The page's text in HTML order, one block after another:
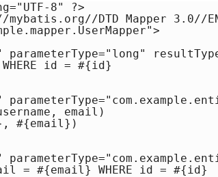
8" ?>
"-//mybatis.org//DTD Mapper
parameterType="long"
id = #{id}
email)
#{email})
= #{email} WHERE id = #{id}